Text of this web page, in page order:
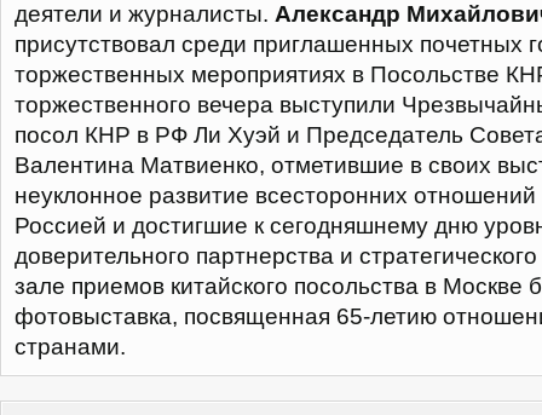
деятели и журналисты. Александр
присутствовал среди приглашенных почетных
торжественных мероприятиях в Посольстве
торжественного вечера выступили
посол КНР в РФ Ли Хуэй и Председатель
Валентина Матвиенко, отметившие в своих
неуклонное развитие всесторонних
Россией и достигшие к сегодняшнему дню
доверительного партнерства и
зале приемов китайского посольства в Москве
фотовыставка, посвященная 65-летию
странами.